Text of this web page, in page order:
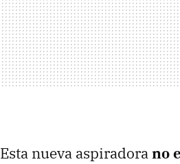
Esta nueva aspiradorano